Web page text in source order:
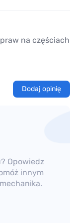
na częściach
Dodaj opinię
Opowiedz
innym